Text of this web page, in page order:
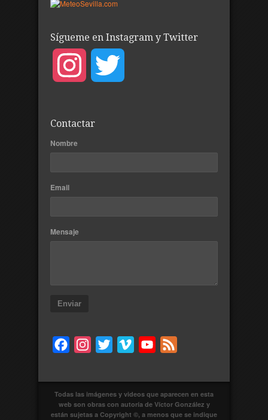
Sígueme en Instagram y Twitter
Instagram
Contactar
Nombre
Email
Mensaje
Enviar
FacebookInstagram
Twitter Vimeo YouTube
Todas las imágenes y videos que aparecen en esta
web son obras con autoría de Víctor González y
están sujetas a Copyright ©, a menos que se indique